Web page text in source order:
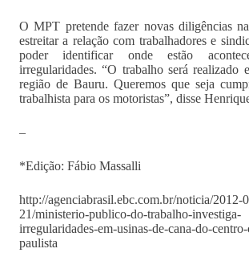
O MPT pretende fazer novas diligências
estreitar a relação com trabalhadores e
poder identificar onde estão
irregularidades. “O trabalho será realizado
região de Bauru. Queremos que seja
trabalhista para os motoristas”, disse
–
*Edição: Fábio Massalli
http://agenciabrasil.ebc.com.br/noticia/2012-
21/ministerio-publico-do-trabalho-investiga-
irregularidades-em-usinas-de-cana-do-centro-
paulista